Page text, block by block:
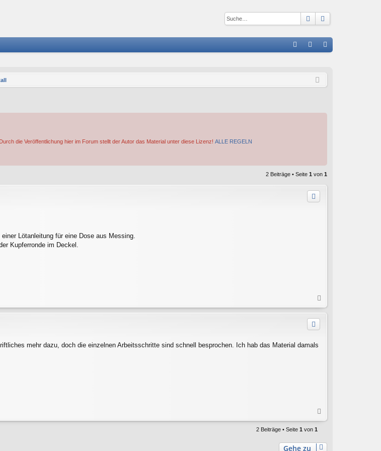
Suche
ist
die Veröffentlichung hier im Forum stellt der Autor das Material unter diese Lizenz! ALLE REGELN
2 Beiträge • Seite 1 von 1
Lötanleitung für eine Dose aus Messing.
Kupferronde im Deckel.
a
c
mehr dazu, doch die einzelnen Arbeitsschritte sind schnell besprochen. Ich hab das Material damals
a
o
2 Beiträge • Seite 1 von 1
Gehe zu